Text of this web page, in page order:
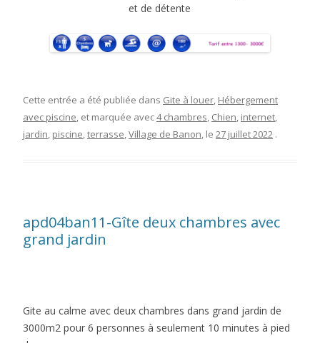
et de détente
Cette entrée a été publiée dans Gite à louer, Hébergement
avec piscine, et marquée avec4 chambres, Chien, internet,
jardin, piscine,terrasse,Village de Banon, le 27 juillet 2022 .
apd04ban11-Gîte deux chambres avec
grand jardin
Gite au calme avec deux chambres dans grand jardin de
3000m2 pour 6 personnes à seulement 10 minutes à pied